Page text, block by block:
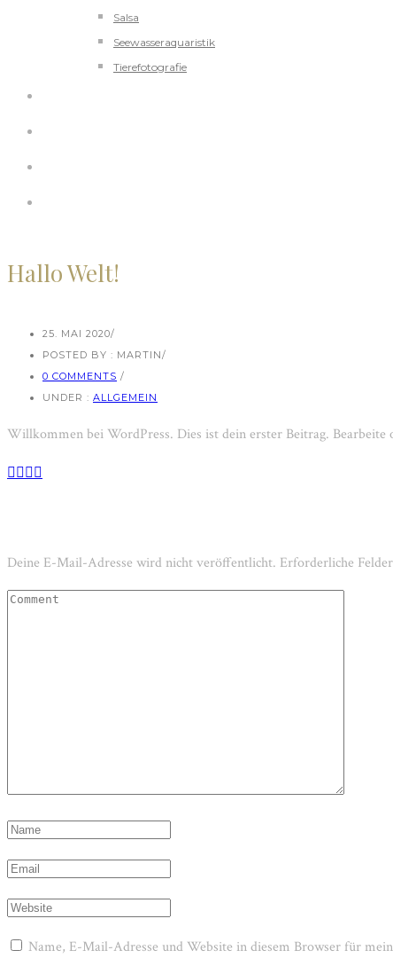
Salsa
Seewasseraquaristik
Tierefotografie
Hallo Welt!
25. MAI 2020/
POSTED BY : MARTIN/
0 COMMENTS /
UNDER : ALLGEMEIN
Willkommen bei WordPress. Dies ist dein erster Beitrag. Bearbeite
Deine E-Mail-Adresse wird nicht veröffentlicht. Erforderliche
Name, E-Mail-Adresse und Website in diesem Browser für